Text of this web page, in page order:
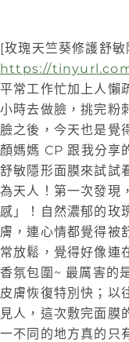
[玫瑰天竺葵修護舒
https://
平常工作忙加上人懶
小時去做臉，挑完粉
臉之後，今天也是覺
顏媽媽 CP 跟我分享
舒敏隱形面膜來試試
為天人！第一次發現
感」！自然濃郁的玫
膚，連心情都覺得被
常放鬆，覺得好像連
香氛包圍~ 最厲害的
皮膚恢復特別快；以
見人，這次敷完面膜
一不同的地方真的只